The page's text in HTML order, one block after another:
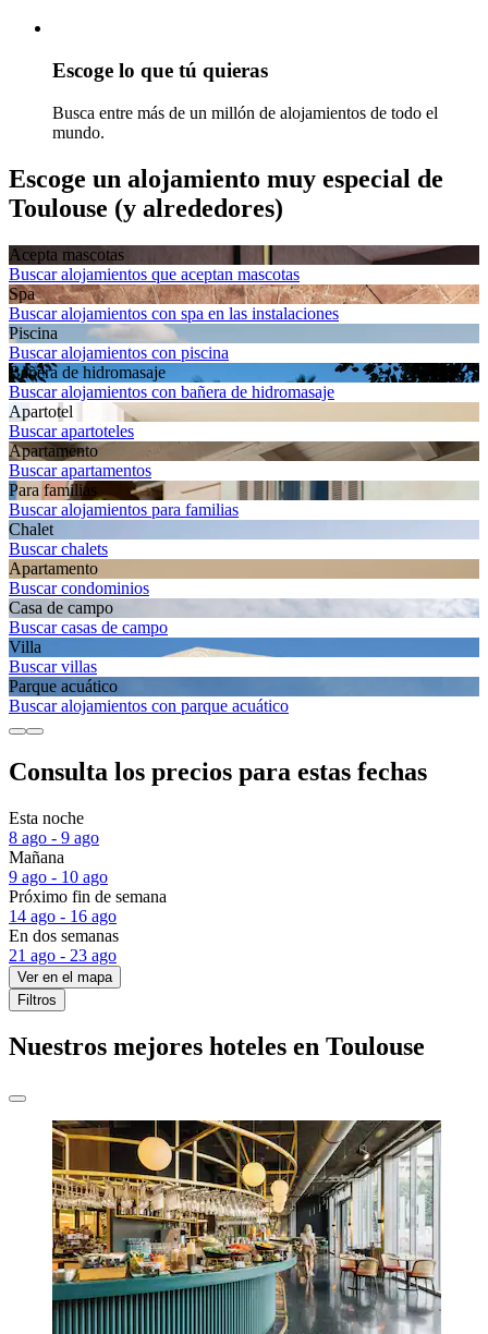
Escoge lo que tú quieras
Busca entre más de un millón de alojamientos de todo el
mundo.
Escoge un alojamiento muy especial de
Toulouse (y alrededores)
Acepta mascotas
Buscar alojamientos que aceptan mascotas
Spa
Buscar alojamientos con spa en las instalaciones
Piscina
Buscar alojamientos con piscina
Bañera de hidromasaje
Buscar alojamientos con bañera de hidromasaje
Apartotel
Buscar apartoteles
Apartamento
Buscar apartamentos
Para familias
Buscar alojamientos para familias
Chalet
Buscar chalets
Apartamento
Buscar condominios
Casa de campo
Buscar casas de campo
Villa
Buscar villas
Parque acuático
Buscar alojamientos con parque acuático
Consulta los precios para estas fechas
Esta noche
8 ago - 9 ago
Mañana
9 ago - 10 ago
Próximo fin de semana
14 ago - 16 ago
En dos semanas
21 ago - 23 ago
Ver en el mapa
Filtros
Nuestros mejores hoteles en Toulouse